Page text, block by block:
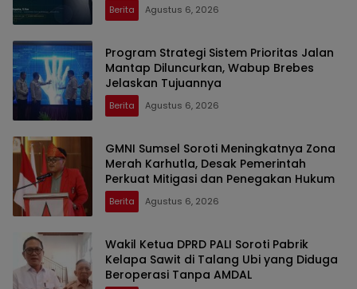
Berita Agustus 6, 2026
Program Strategi Sistem Prioritas Jalan
Mantap Diluncurkan, Wabup Brebes
Jelaskan Tujuannya
Berita Agustus 6, 2026
GMNI Sumsel Soroti Meningkatnya Zona
Merah Karhutla, Desak Pemerintah
Perkuat Mitigasi dan Penegakan Hukum
Berita Agustus 6, 2026
Wakil Ketua DPRD PALI Soroti Pabrik
Kelapa Sawit di Talang Ubi yang Diduga
Beroperasi Tanpa AMDAL